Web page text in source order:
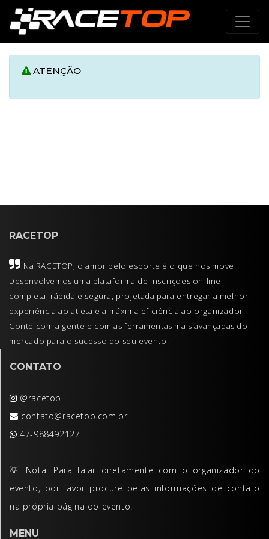
ATENÇÃO
RACETOP
Na RACETOP, o amor pelo esporte é o que nos move.
Desenvolvemos uma plataforma de inscrições on-line
completa, rápida e segura, projetada para entregar a melhor
experiência ao atleta e a máxima eficiência ao organizador.
Conte com a gente e com as ferramentas mais avançadas do
mercado para o sucesso do seu evento.
CONTATO
@racetop_
contato@racetop.com.br
47-988492127
💡 Nota: Para falar diretamente com o organizador do
evento, por favor procure pelas informações de contato
na própria página do evento.
MENU